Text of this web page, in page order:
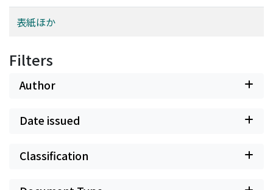
表紙ほか
Filters
Author
Date issued
Classification